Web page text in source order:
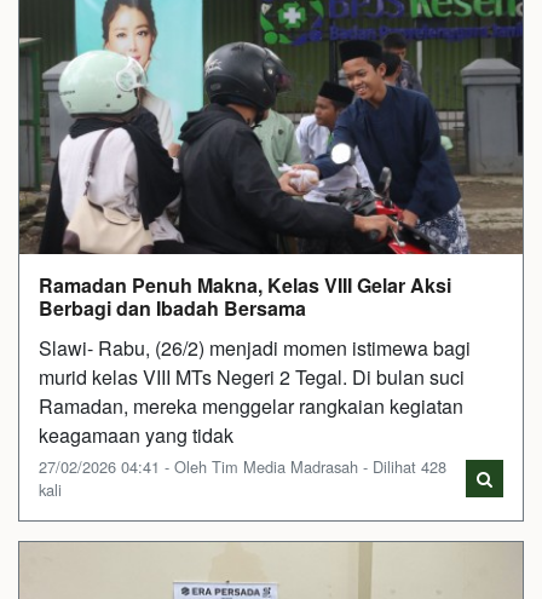
Ramadan Penuh Makna, Kelas VIII Gelar Aksi
Berbagi dan Ibadah Bersama
Slawi- Rabu, (26/2) menjadi momen istimewa bagi
murid kelas VIII MTs Negeri 2 Tegal. Di bulan suci
Ramadan, mereka menggelar rangkaian kegiatan
keagamaan yang tidak
27/02/2026 04:41 - Oleh Tim Media Madrasah - Dilihat 428
kali